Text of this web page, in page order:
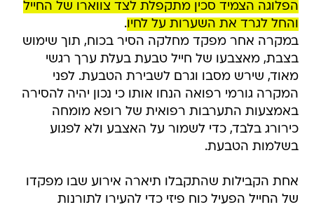
הפלוגה הצמיד סכין מתקפלת לצד צווארו של החייל
והחל לגרד את השערות על לחיו.
במקרה אחר מפקד מחלקה הסיר בכוח, תוך שימוש
בצבת, מאצבעו של חייל טבעת בעלת ערך רגשי
מאוד, שירש מסבו וגרם לשבירת הטבעת. לפני
המקרה גורמי רפואה הנחו אותו כי נכון יהיה להסירה
באמצעות התערבות רפואית של רופא מומחה
כירורג בלבד, כדי לשמור על האצבע ולא לפגוע
בשלמות הטבעת.
אחת הקבילות שהתקבלו תיארה אירוע שבו מפקדו
של החייל הפעיל כוח פיזי כדי להעירו לתורנות